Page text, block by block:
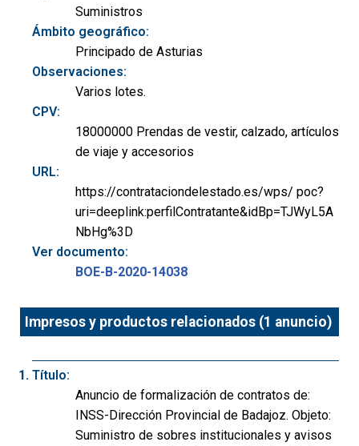
Suministros
Ámbito geográfico:
Principado de Asturias
Observaciones:
Varios lotes.
CPV:
18000000 Prendas de vestir, calzado, artículos
de viaje y accesorios
URL:
https://contrataciondelestado.es/wps/ poc?
uri=deeplink:perfilContratante&idBp=TJWyL5A
NbHg%3D
Ver documento:
BOE-B-2020-14038
Impresos y productos relacionados (1 anuncio)
Título:
Anuncio de formalización de contratos de:
INSS-Dirección Provincial de Badajoz. Objeto:
Suministro de sobres institucionales y avisos